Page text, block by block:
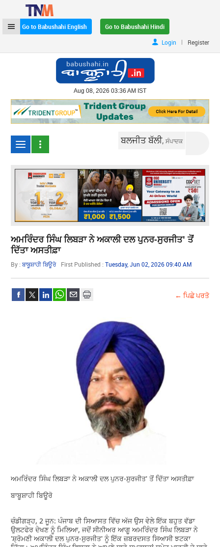
Go to Babushahi English
Go to Babushahi Hindi
Login
| Register
Aug 08, 2026 03:36 AM IST
ਬਲਜੀਤ ਬੱਲੀ,ਸੰਪਾਦਕ
ਅਮਰਿੰਦਰ ਸਿੰਘ ਲਿਬੜਾ ਨੇ ਅਕਾਲੀ ਦਲ ਪੁਨਰ-ਸੁਰਜੀਤ' ਤੋਂ
ਦਿੱਤਾ ਅਸਤੀਫ਼ਾ
By :ਬਾਬੂਸ਼ਾਹੀ ਬਿਊਰੋ First Published :Tuesday, Jun 02, 2026 09:40 AM
← ਪਿਛੇ ਪਰਤੋ
ਅਮਰਿੰਦਰ ਸਿੰਘ ਲਿਬੜਾ ਨੇ ਅਕਾਲੀ ਦਲ ਪੁਨਰ-ਸੁਰਜੀਤ' ਤੋਂ ਦਿੱਤਾ ਅਸਤੀਫ਼ਾ
ਬਾਬੂਸ਼ਾਹੀ ਬਿਊਰੋ
ਚੰਡੀਗੜ੍ਹ, 2 ਜੂਨ: ਪੰਜਾਬ ਦੀ ਸਿਆਸਤ ਵਿੱਚ ਅੱਜ ਉਸ ਵੇਲੇ ਇੱਕ ਬਹੁਤ ਵੱਡਾ
ਉਲਟਫੇਰ ਦੇਖਣ ਨੂੰ ਮਿਲਿਆ, ਜਦੋਂ ਸੀਨੀਅਰ ਆਗੂ ਅਮਰਿੰਦਰ ਸਿੰਘ ਲਿਬੜਾ ਨੇ
'ਸ਼੍ਰੋਮਣੀ ਅਕਾਲੀ ਦਲ ਪੁਨਰ-ਸੁਰਜੀਤ' ਨੂੰ ਇੱਕ ਜ਼ਬਰਦਸਤ ਸਿਆਸੀ ਝਟਕਾ